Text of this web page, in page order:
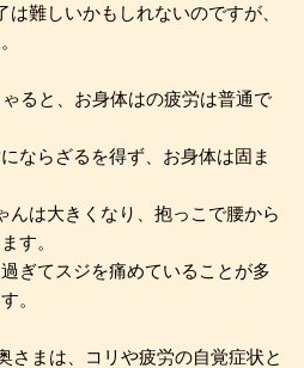
難しいかもしれないのですが、
ると、お身体はの疲労は普通で
ならざるを得ず、お身体は固ま
んは大きくなり、抱っこで腰から
す。
ぎてスジを痛めていることが多
。
さまは、コリや疲労の自覚症状と